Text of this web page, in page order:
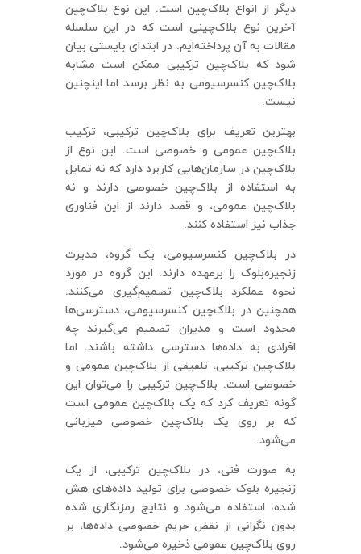
دیگر از انواع بلاک‌چین است. این نوع بلاک‌چین
آخرین نوع بلاک‌چینی است که در این سلسله
مقالات به آن پرداخته‌ایم. در ابتدای بایستی بیان
شود که بلاک‌چین ترکیبی ممکن است مشابه
بلاک‌چین کنسرسیومی به نظر برسد اما اینچنین
نیست.
بهترین تعریف برای بلاک‌چین ترکیبی، ترکیب
بلاک‌چین عمومی و خصوصی است. این نوع از
بلاک‌چین در سازمان‌هایی کاربرد دارد که نه تمایل
به استفاده از بلاک‌چین خصوصی دارند و نه
بلاک‌چین عمومی، و قصد دارند از این فناوری
جذاب نیز استفاده کنند.
در بلاک‌چین کنسرسیومی، یک گروه، مدیرت
زنجیره‌بلوک را برعهده دارند. این گروه در مورد
نحوه عملکرد بلاک‌چین تصمیم‌گیری می‌کنند.
همچنین در بلاک‌چین کنسرسیومی، دسترسی‌ها
محدود است و مدیران تصمیم می‌گیرند چه
افرادی به داده‌ها دسترسی داشته باشند. اما
بلاک‌چین ترکیبی، تلفیقی از بلاک‌چین عمومی و
خصوصی است. بلاک‌چین ترکیبی را می‌توان این
گونه تعریف کرد که یک بلاک‌چین عمومی است
که بر روی یک بلاک‌چین خصوصی میزبانی
می‌شود.
به صورت فنی، در بلاک‌چین ترکیبی، از یک
زنجیره بلوک خصوصی برای تولید داده‌های هش
شده، استفاده می‌شود و نتایج رمزنگاری شده
بدون نگرانی از نقض حریم خصوصی داده‌ها، بر
روی بلاک‌چین عمومی ذخیره می‌شود.